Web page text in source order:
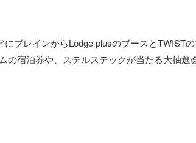
ブレインからLodge plusのブースとTWIST
の宿泊券や、ステルステックが当たる大抽選